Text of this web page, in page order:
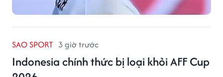
SAO SPORT 3 giờ trước
Indonesia chính thức bị loại khỏi AFF Cup